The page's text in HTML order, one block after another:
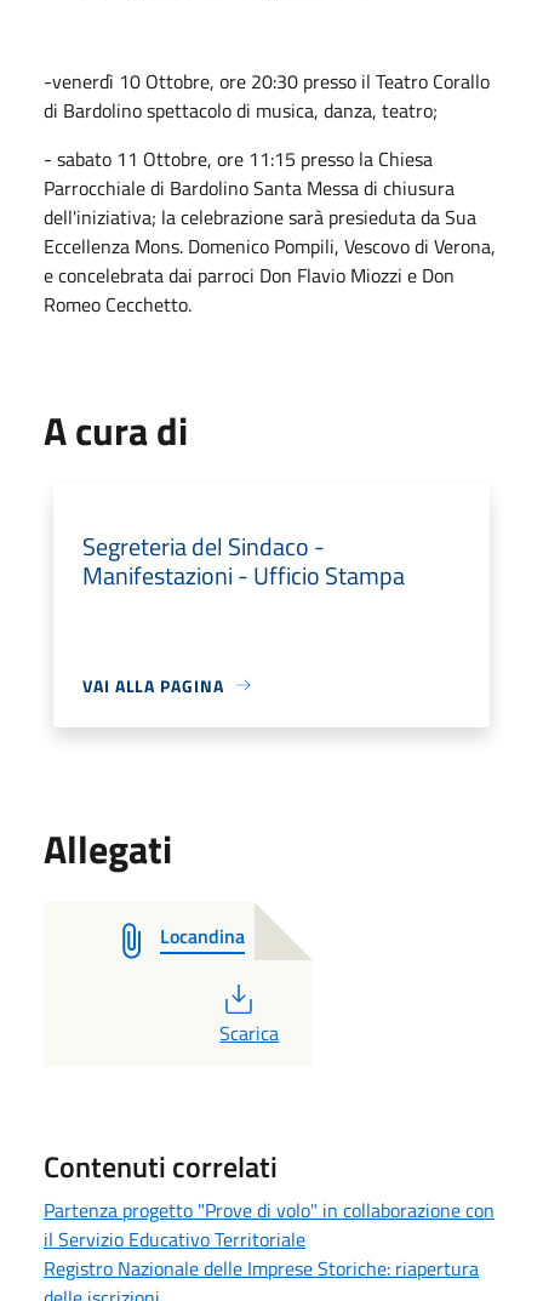
-venerdì 10 Ottobre, ore 20:30 presso il Teatro Corallo
di Bardolino spettacolo di musica, danza, teatro;
- sabato 11 Ottobre, ore 11:15 presso la Chiesa
Parrocchiale di Bardolino Santa Messa di chiusura
dell'iniziativa; la celebrazione sarà presieduta da Sua
Eccellenza Mons. Domenico Pompili, Vescovo di Verona,
e concelebrata dai parroci Don Flavio Miozzi e Don
Romeo Cecchetto.
A cura di
Segreteria del Sindaco -
Manifestazioni - Ufficio Stampa
VAI ALLA PAGINA
Allegati
Locandina
PDF
Scarica
Contenuti correlati
Partenza progetto "Prove di volo" in collaborazione con
il Servizio Educativo Territoriale
Registro Nazionale delle Imprese Storiche: riapertura